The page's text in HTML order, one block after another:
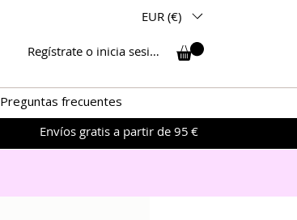
EUR (€)
Regístrate o inicia sesión
Preguntas frecuentes
Envíos gratis a partir de 95 €